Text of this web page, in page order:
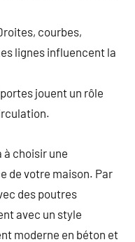
courbes,
lignes influencent la
jouent un rôle
à choisir une
de votre maison. Par
des poutres
avec un style
moderne en béton et